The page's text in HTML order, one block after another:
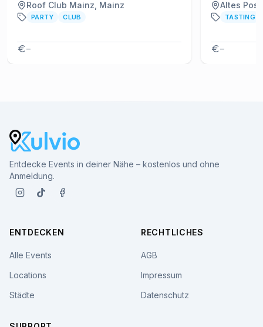
Roof Club Mainz, Mainz
PARTY CLUB
–
Altes
TASTING
–
Entdecke Events in deiner Nähe – kostenlos und ohne
Anmeldung.
ENTDECKEN
Alle Events
Locations
Städte
RECHTLICHES
AGB
Impressum
Datenschutz